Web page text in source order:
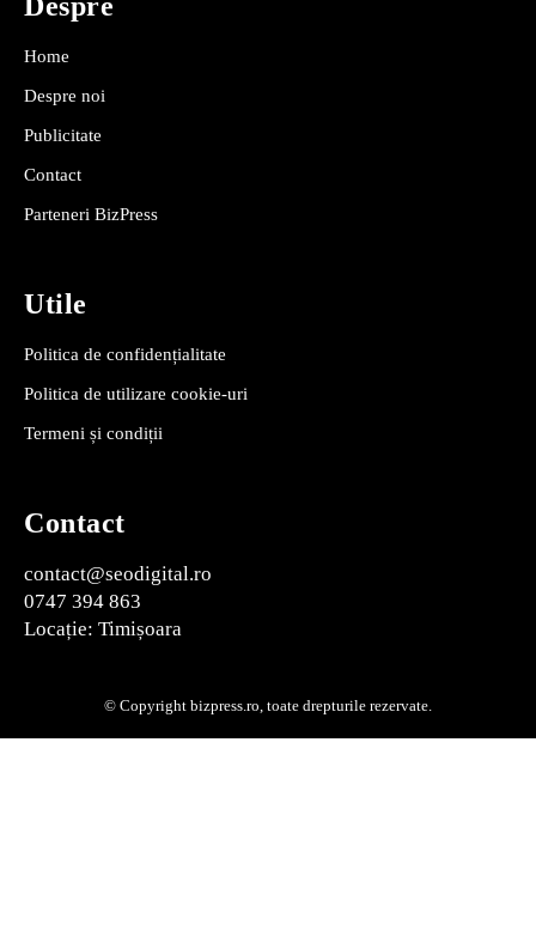
Home
Despre noi
Publicitate
Contact
Parteneri BizPress
Utile
Politica de confidențialitate
Politica de utilizare cookie-uri
Termeni și condiții
Contact
contact@seodigital.ro
0747 394 863
Locație: Timișoara
© Copyright bizpress.ro, toate drepturile rezervate.